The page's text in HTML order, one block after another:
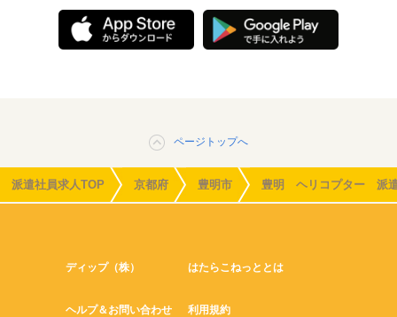
ページトップへ
派遣社員求人TOP 京都府 豊明市 豊明 ヘリコプター 派
ディップ（株） はたらこねっととは
ヘルプ＆お問い合わせ 利用規約